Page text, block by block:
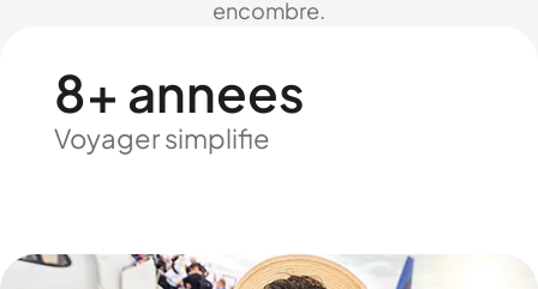
encombre.
8+ annees
Voyager simplifie